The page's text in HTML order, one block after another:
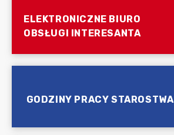
ELEKTRONICZNE BIURO
OBSŁUGI INTERESANTA
GODZINY PRACY STAROSTWA